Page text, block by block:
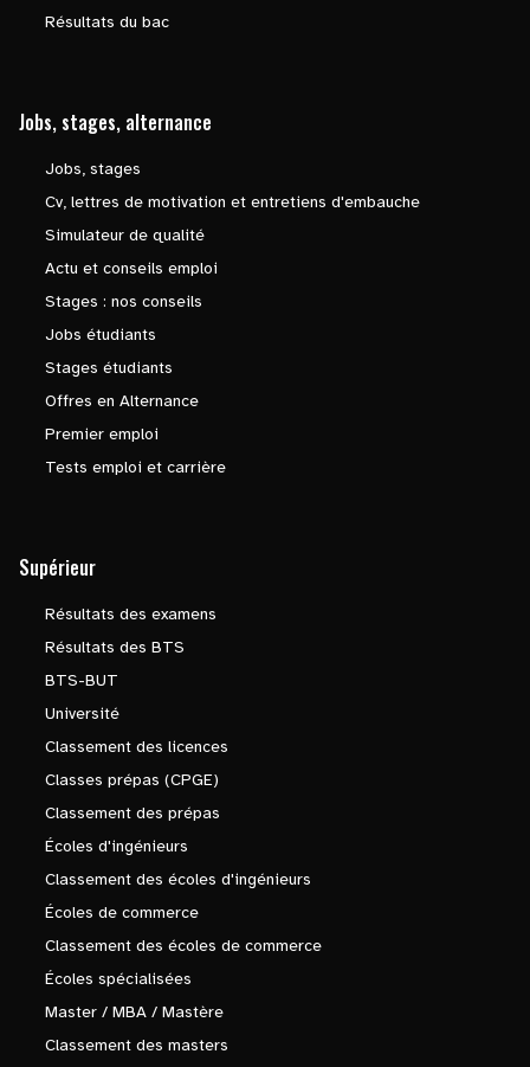
Résultats du bac
Jobs, stages, alternance
Jobs, stages
Cv, lettres de motivation et entretiens d'embauche
Simulateur de qualité
Actu et conseils emploi
Stages : nos conseils
Jobs étudiants
Stages étudiants
Offres en Alternance
Premier emploi
Tests emploi et carrière
Supérieur
Résultats des examens
Résultats des BTS
BTS-BUT
Université
Classement des licences
Classes prépas (CPGE)
Classement des prépas
Écoles d'ingénieurs
Classement des écoles d'ingénieurs
Écoles de commerce
Classement des écoles de commerce
Écoles spécialisées
Master / MBA / Mastère
Classement des masters